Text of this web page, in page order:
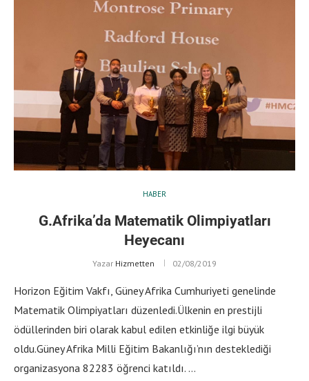
HABER
G.Afrika’da Matematik Olimpiyatları
Heyecanı
Yazar Hizmetten 02/08/2019
Horizon Eğitim Vakfı, Güney Afrika Cumhuriyeti genelinde
Matematik Olimpiyatları düzenledi.Ülkenin en prestijli
ödüllerinden biri olarak kabul edilen etkinliğe ilgi büyük
oldu.Güney Afrika Milli Eğitim Bakanlığı’nın desteklediği
organizasyona 82283 öğrenci katıldı. …